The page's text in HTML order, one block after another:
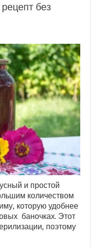
без
и простой
количеством
которую удобнее
баночках. Этот
поэтому